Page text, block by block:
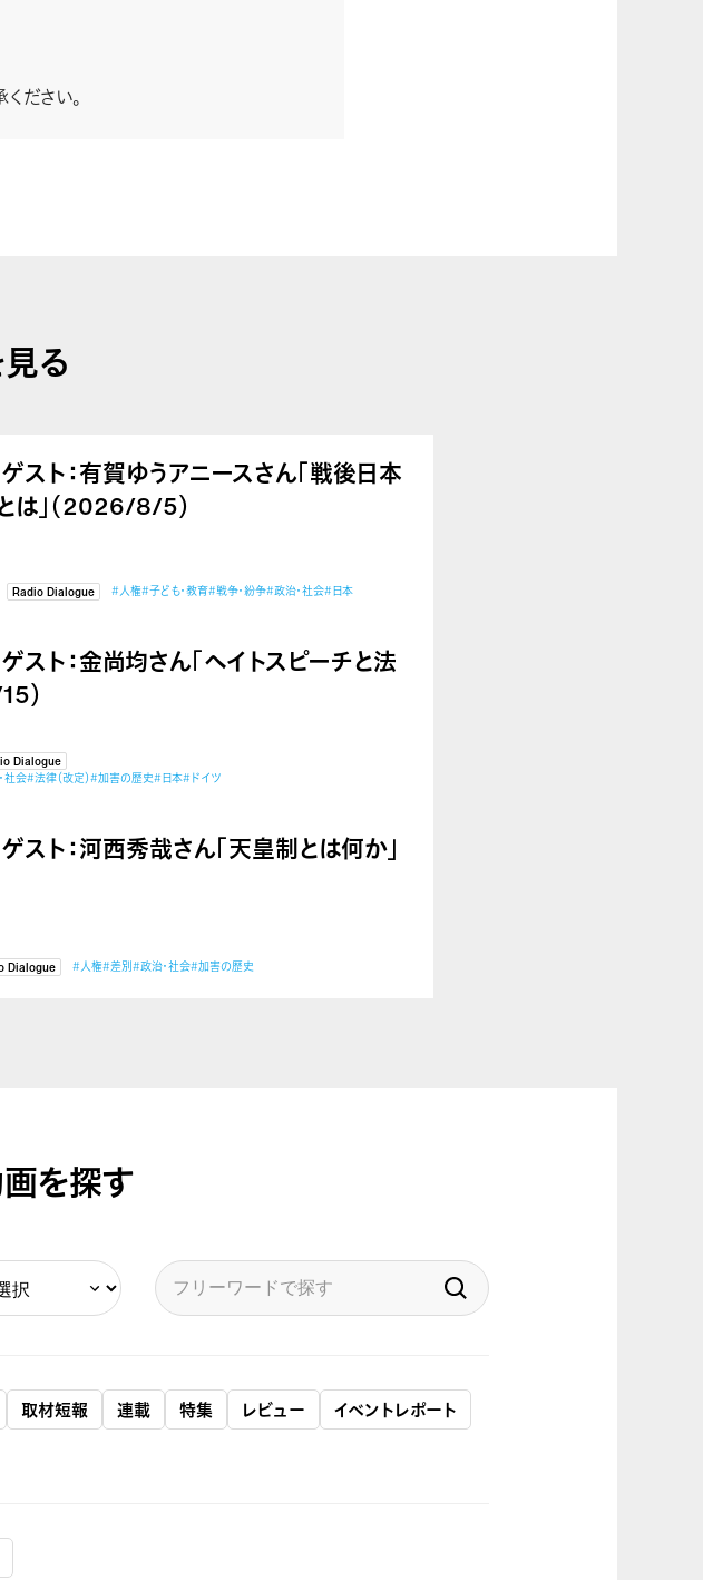
ださい。
る
ト：有賀ゆうアニースさん「戦後日本
は」（2026/8/5）
Radio Dialogue #人権#子ども・教育#戦争・紛争#政治・社会#日本
ト：金尚均さん「ヘイトスピーチと法
）
Dialogue
社会#法律（改定）#加害の歴史#日本#ドイツ
ト：河西秀哉さん「天皇制とは何か」
Dialogue #人権#差別#政治・社会#加害の歴史
を探す
取材短報 連載 特集 レビュー
イベントレポート